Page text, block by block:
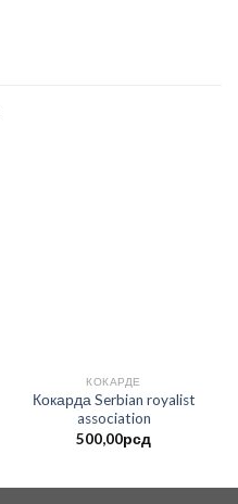
КОКАРДЕ
Кокарда Serbian royalist
association
500,00рсд